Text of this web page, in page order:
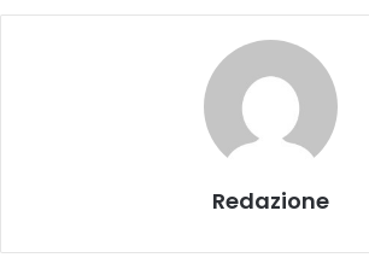
Redazione